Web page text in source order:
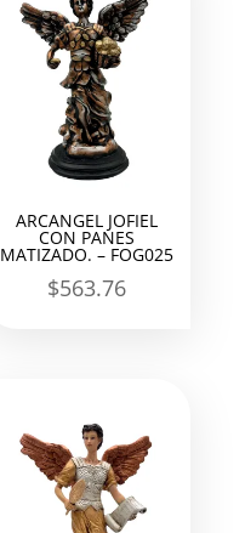
ARCANGEL JOFIEL
CON PANES
MATIZADO. – FOG025
$563.76